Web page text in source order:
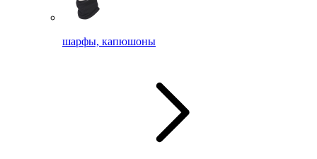
шарфы, капюшоны